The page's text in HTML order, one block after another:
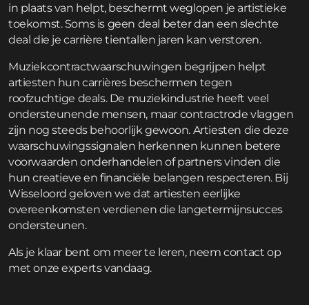
in plaats van helpt, beschermt weglopen je artistieke
toekomst. Soms is geen deal beter dan een slechte
deal die je carrière tientallen jaren kan verstoren.
Muziekcontractwaarschuwingen begrijpen helpt
artiesten hun carrières beschermen tegen
roofzuchtige deals. De muziekindustrie heeft veel
ondersteunende mensen, maar contractrode vlaggen
zijn nog steeds behoorlijk gewoon. Artiesten die deze
waarschuwingssignalen herkennen kunnen betere
voorwaarden onderhandelen of partners vinden die
hun creatieve en financiële belangen respecteren. Bij
Wisseloord geloven we dat artiesten eerlijke
overeenkomsten verdienen die langetermijnsucces
ondersteunen.
Als je klaar bent om meer te leren, neem contact op
met onze experts vandaag.